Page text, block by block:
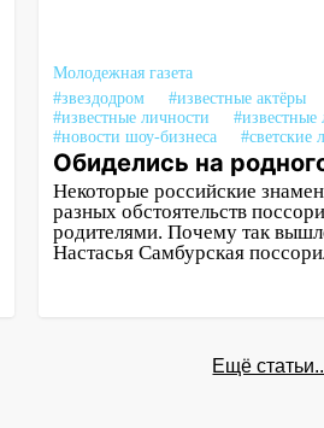
Молодежная газета
#звездодром
#известные актёры
#известные личности
#известные
#новости шоу-бизнеса
#светские
Обиделись на
Некоторые российские
разных обстоятельств
родителями. Почему так
Настасья Самбурская
Ещё